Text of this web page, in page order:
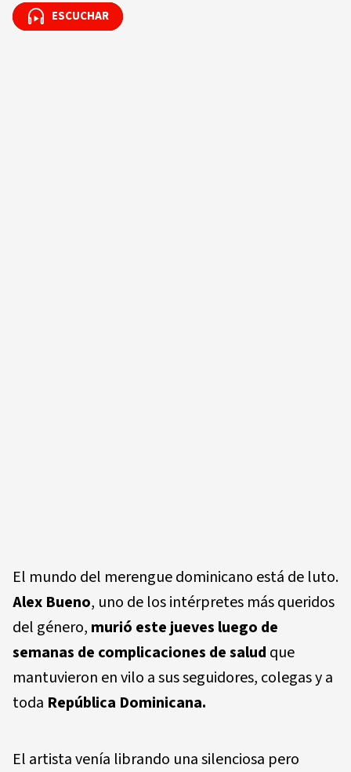
ESCUCHAR
ESCUCHAR
El mundo del merengue dominicano está de luto.
Alex Bueno, uno de los intérpretes más queridos
del género, murió este jueves luego de
semanas de complicaciones de salud que
mantuvieron en vilo a sus seguidores, colegas y a
toda República Dominicana.
El artista venía librando una silenciosa pero